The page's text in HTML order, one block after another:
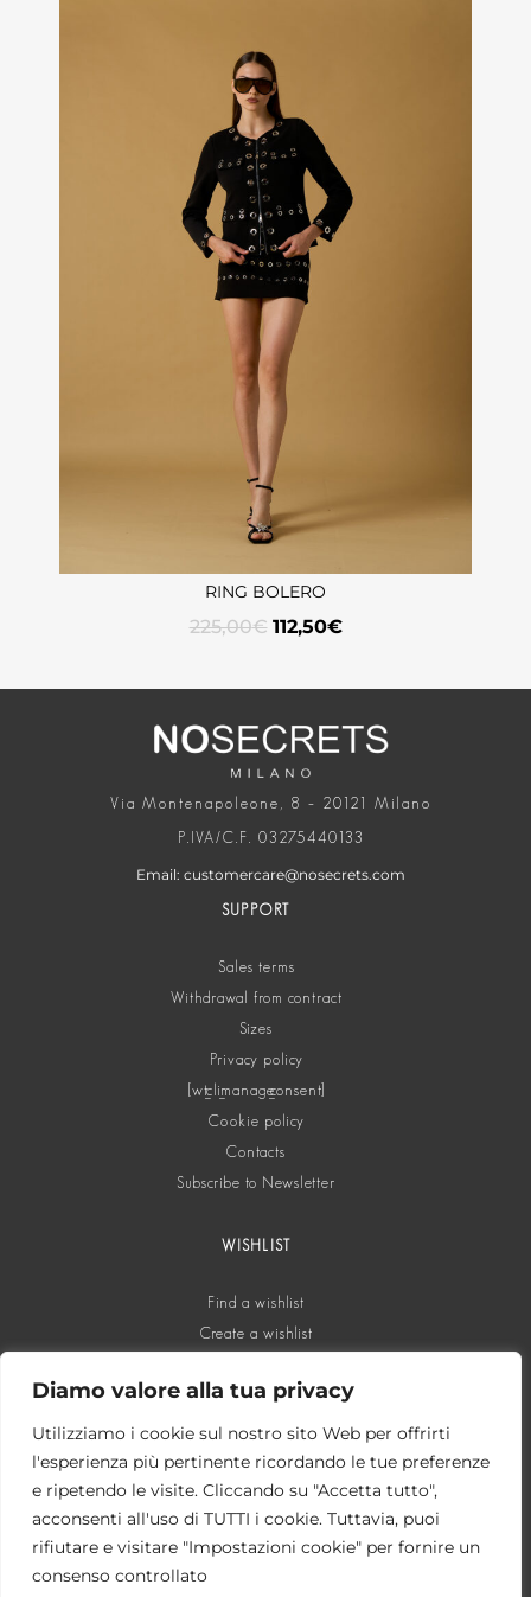
Diamo valore alla tua privacy
Utilizziamo i cookie sul nostro sito Web per offrirti
l'esperienza più pertinente ricordando le tue preferenze
e ripetendo le visite. Cliccando su "Accetta tutto",
acconsenti all'uso di TUTTI i cookie. Tuttavia, puoi
rifiutare e visitare "Impostazioni cookie" per fornire un
consenso controllato
RING BOLERO
225,00€ 112,50€
Via Montenapoleone, 8 – 20121 Milano
P.IVA/C.F. 03275440133
Email: customercare@nosecrets.com
SUPPORT
Sales terms
Withdrawal from contract
Sizes
Privacy policy
[wt_cli_manage_consent]
Cookie policy
Contacts
Subscribe to Newsletter
WISHLIST
Find a wishlist
Create a wishlist
SOCIAL